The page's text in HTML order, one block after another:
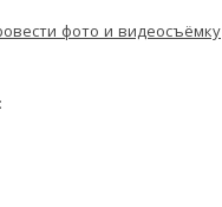
фото и видеосъёмку